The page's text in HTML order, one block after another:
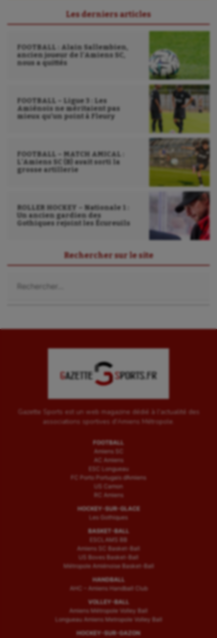
Les derniers articles
FOOTBALL : Alain Sallembien,
ancien joueur de l’Amiens SC,
nous a quittés
FOOTBALL – Ligue 3 : Les
Amiénois ne méritaient pas
mieux qu’un point à Fleury
FOOTBALL – MATCH AMICAL :
L’Amiens SC (B) avait sorti la
grosse artillerie
ROLLER HOCKEY – Nationale 1 :
Un ancien gardien des
Gothiques rejoint les Écureuils
Rechercher sur le site
Gazette Sports est un web magazine dédié à l'actualité des
associations sportives d'Amiens Métropole.
FOOTBALL
Amiens SC
AC Amiens
ESC Longueau
FC Porto Portugais d’Amiens
US Camon
RC Amiens
HOCKEY-SUR-GLACE
Les Gothiques
BASKET-BALL
ESCLAMS BB
Amiens SC Basket-Ball
US Boves Basket-Ball
Métropole Amiénoise Basket-Ball
HANDBALL
AHC – Amiens Handball Club
VOLLEY-BALL
Amiens Métropole Volley Ball
Longueau Amiens Metropole Volley Ball
HOCKEY-SUR-GAZON